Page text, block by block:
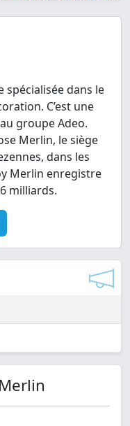
spécialisée dans le
C’est une
groupe Adeo.
Merlin, le siège
dans les
Merlin enregistre
milliards.